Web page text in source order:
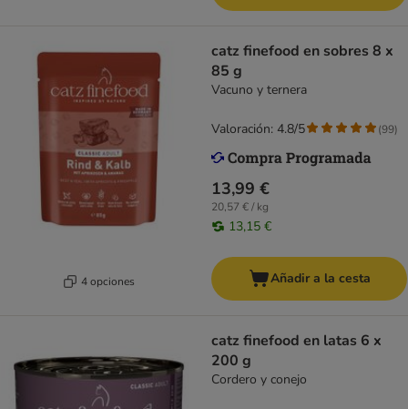
4 opciones
catz finefood en sobres 8 x
85 g
Vacuno y ternera
13,99 €
20,57 € / kg
13,15 €
Valoración: 4.8/5 (99)
Añadir a la cesta
catz finefood en latas 6 x
200 g
Cordero y conejo